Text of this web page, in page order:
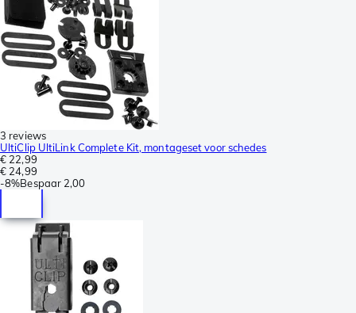
3 reviews
UltiClip UltiLink Complete Kit, montageset voor schedes
€ 22,99
€ 24,99
-8%Bespaar 2,00